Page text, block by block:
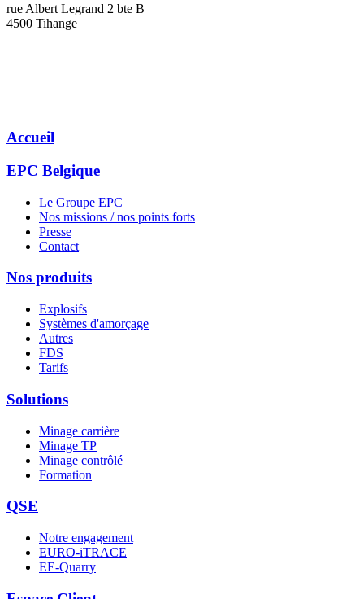
rue Albert Legrand 2 bte B
4500 Tihange
Accueil
EPC Belgique
Le Groupe EPC
Nos missions / nos points forts
Presse
Contact
Nos produits
Explosifs
Systèmes d'amorçage
Autres
FDS
Tarifs
Solutions
Minage carrière
Minage TP
Minage contrôlé
Formation
QSE
Notre engagement
EURO-iTRACE
EE-Quarry